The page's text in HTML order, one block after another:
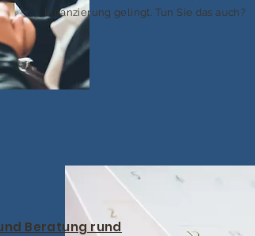
Finanzierung gelingt. Tun Sie das auch?
Beratung rund